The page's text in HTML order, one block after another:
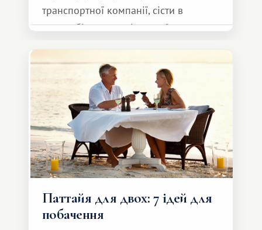
транспортної компанії, сісти в
автомобіль та спокійно доїхати до
Паттайя для двох: 7 ідей для
побачення